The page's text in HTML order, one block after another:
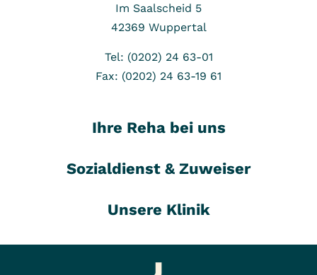
Im Saalscheid 5
42369 Wuppertal
Tel: (0202) 24 63-01
Fax: (0202) 24 63-19 61
Ihre Reha bei uns
Sozialdienst & Zuweiser
Unsere Klinik